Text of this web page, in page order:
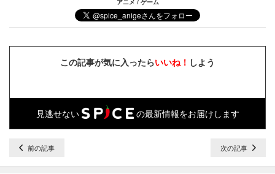
アニメ / ゲーム
この記事が気に入ったらいいね！ しよう
見逃せない の最新情報をお届けします
前の記事 次の記事